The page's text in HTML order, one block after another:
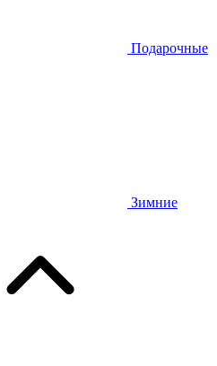
Подарочные
Зимние